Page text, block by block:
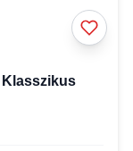
Klasszikus